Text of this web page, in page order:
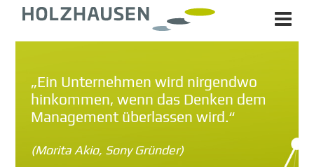
„Ein Unternehmen wird nirgendwo
hinkommen, wenn das Denken dem
Management überlassen wird.“
(Morita Akio, Sony Gründer)